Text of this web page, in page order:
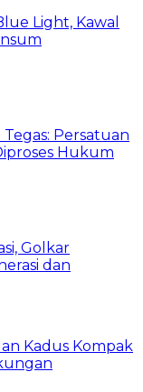
Light, Kawal
Persatuan
Hukum
Golkar
dan
Kadus Kompak